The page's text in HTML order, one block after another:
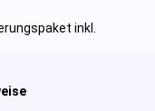
inkl.